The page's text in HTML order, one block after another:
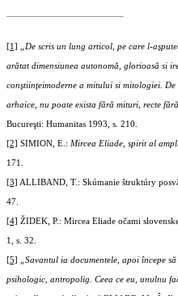
[1] „De scris un lung articol, pe care l-
arătat dimensiunea autonomă, glorioasă si
conştiinţeimoderne a mitului si mitologiei.
arhaice, nu poate exista fără mituri, recte
Bucureşti: Humanitas 1993, s. 210.
[2] SIMION, E.: Mircea Eliade, spirit al
171.
[3] ALLIBAND, T.: Skúmanie štruktúry
47.
[4] ŽIDEK, P.: Mircea Eliade očami
1, s. 32.
[5] „Savantul ia documentele, apoi începe
psihologic, antropolig. Ceea ce eu, unulnu